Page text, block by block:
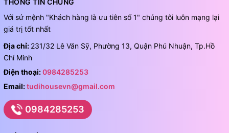
Với sứ mệnh "Khách hàng là ưu tiên số 1" chúng tôi luôn mạng lại
giá trị tốt nhất
Địa chỉ: 231/32 Lê Văn Sỹ, Phường 13, Quận Phú Nhuận, Tp.Hồ
Chí Minh
Điện thoại:0984285253
Email:tudihousevn@gmail.com
0984285253